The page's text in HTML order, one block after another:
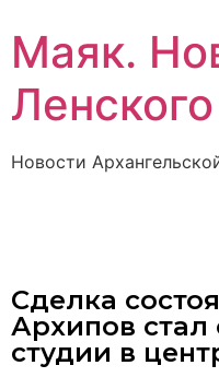
Маяк.
Новости
Сделка
Архипов стал
студии в